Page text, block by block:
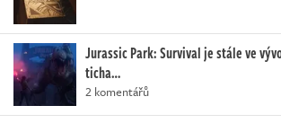
Jurassic Park: Survival je stále ve
ticha…
2 komentářů